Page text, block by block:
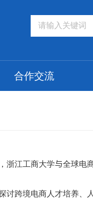
合作交流
浙江工商大学与全球电
讨跨境电商人才培养、